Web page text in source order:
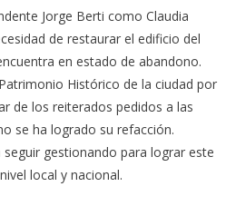
Jorge Berti como Claudia
de restaurar el edificio del
en estado de abandono.
Histórico de la ciudad por
de los reiterados pedidos a las
se ha logrado su refacción.
gestionando para lograr este
local y nacional.